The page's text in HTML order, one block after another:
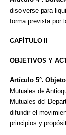
disolverse para
forma prevista por
CAPÍTULO II
OBJETIVOS Y
Artículo 5°.
Mutuales de
Mutuales del
difundir el
principios y